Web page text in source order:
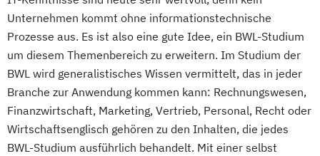
Unternehmen kommt ohne informationstechnische
Prozesse aus. Es ist also eine gute Idee, ein BWL-Studium
um diesem Themenbereich zu erweitern. Im Studium der
BWL wird generalistisches Wissen vermittelt, das in jeder
Branche zur Anwendung kommen kann: Rechnungswesen,
Finanzwirtschaft, Marketing, Vertrieb, Personal, Recht oder
Wirtschaftsenglisch gehören zu den Inhalten, die jedes
BWL-Studium ausführlich behandelt. Mit einer selbst